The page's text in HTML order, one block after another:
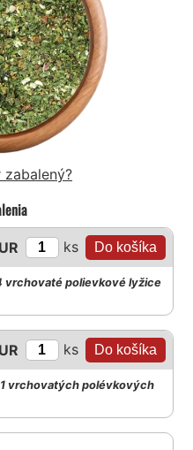
ks
vrchovaté polievkové lyžice
ks
vrchovatých polévkových